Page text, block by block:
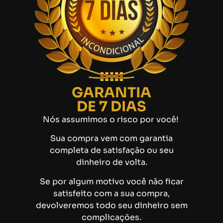
GARANTIA
DE 7 DIAS
Nós assumimos o risco por você!
​​​​​​​Sua compra vem com garantia
completa de satisfação ou seu
dinheiro de volta.
Se por algum motivo você não ficar
satisfeito com a sua compra,
devolveremos todo seu dinheiro sem
complicações.